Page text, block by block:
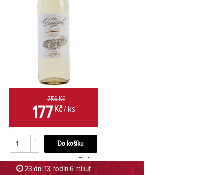
256 Kč
177Kč/ ks
+
-
Skladem
23 dní 13 hodin 5 minut 59 sekund